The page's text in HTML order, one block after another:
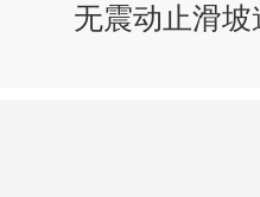
无震动止滑坡